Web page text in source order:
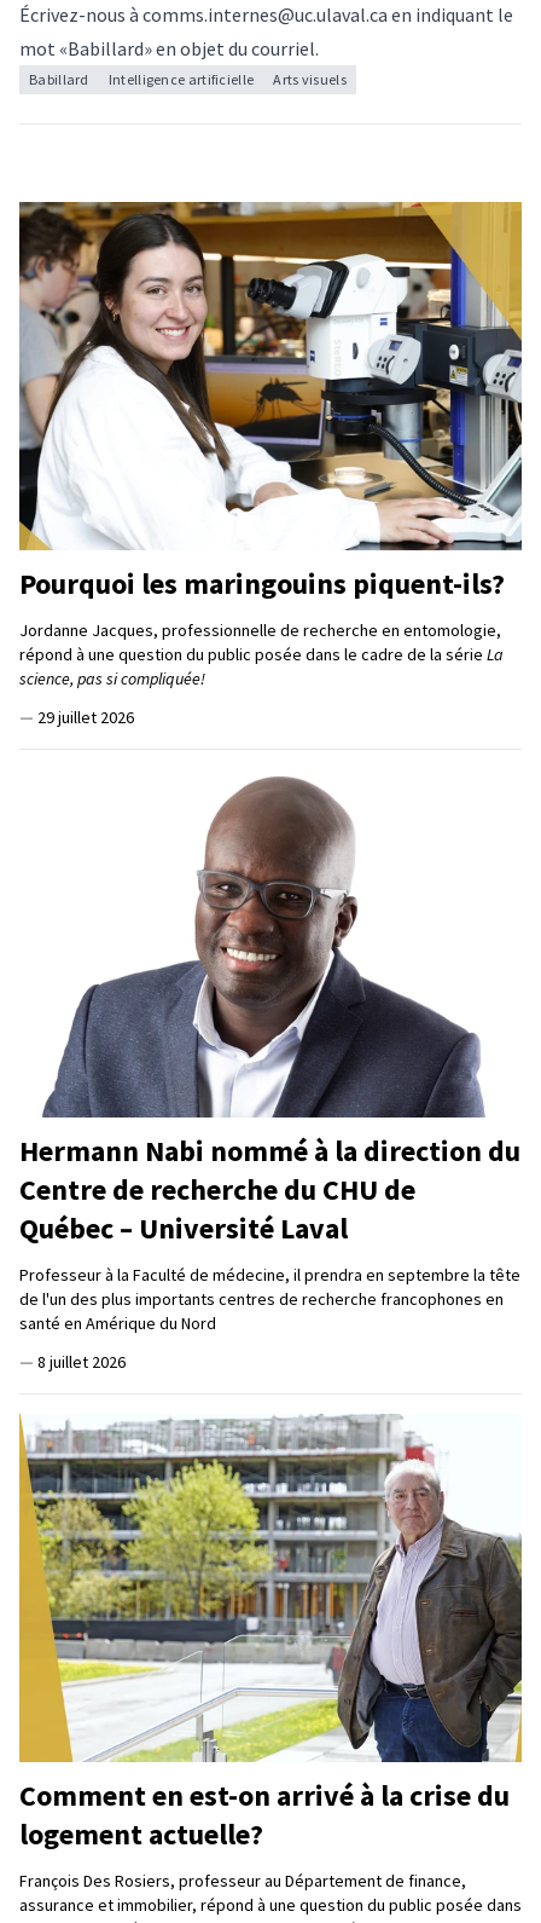
Écrivez-nous à comms.internes@uc.ulaval.ca en indiquant le
mot «Babillard» en objet du courriel.
Babillard Intelligence artificielle Arts visuels
Pourquoi les maringouins piquent-ils?
Jordanne Jacques, professionnelle de recherche en entomologie,
répond à une question du public posée dans le cadre de la série La
science, pas si compliquée!
— 29 juillet 2026
Hermann Nabi nommé à la direction du
Centre de recherche du CHU de
Québec – Université Laval
Professeur à la Faculté de médecine, il prendra en septembre la tête
de l'un des plus importants centres de recherche francophones en
santé en Amérique du Nord
— 8 juillet 2026
Comment en est-on arrivé à la crise du
logement actuelle?
François Des Rosiers, professeur au Département de finance,
assurance et immobilier, répond à une question du public posée dans